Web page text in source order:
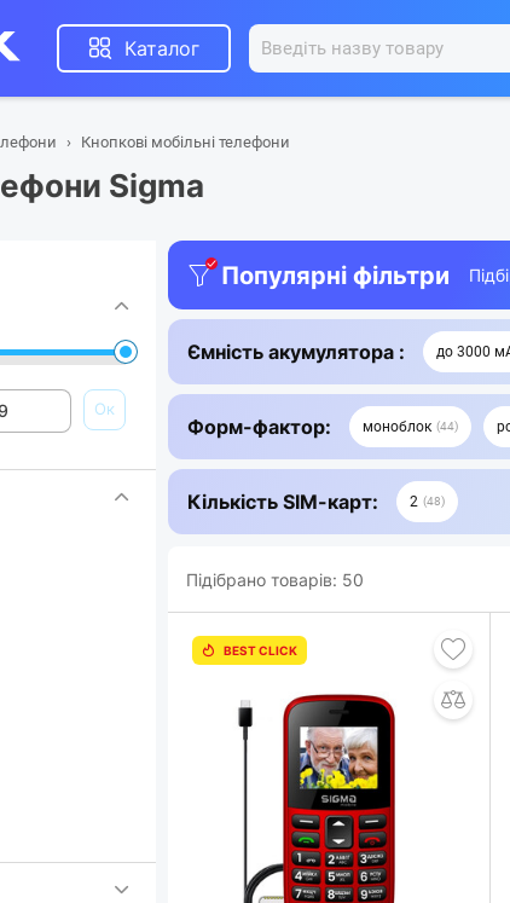
Каталог
Кнопкові мобільні телефони
Sigma
Ок
Популярні фільтри
Ємність акумулятора : до 3000
Форм-фактор: моноблок 44
Кількість SIM-карт: 2 48
Підібрано товарів: 50
BEST CLICK